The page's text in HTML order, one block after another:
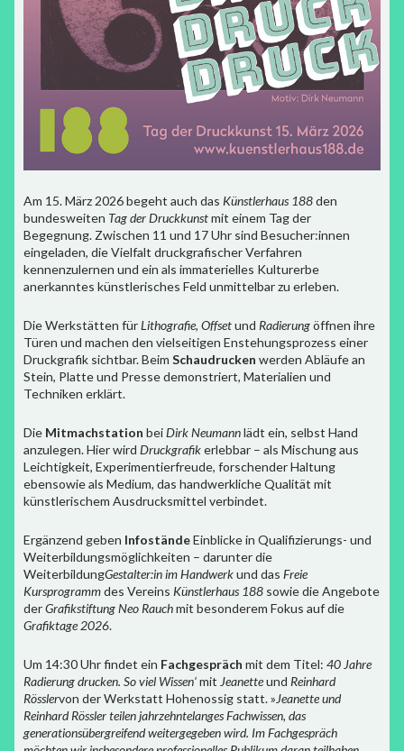
Am 15. März 2026 begeht auch das Künstlerhaus 188den
bundesweiten Tag der Druckkunstmit einem Tag der
Begegnung. Zwischen 11 und 17 Uhr sind Besucher:innen
eingeladen, die Vielfalt druckgrafischer Verfahren
kennenzulernen und ein als immaterielles Kulturerbe
anerkanntes künstlerisches Feld unmittelbar zu erleben.
Die Werkstätten fürLithografie, Offsetund Radierungöffnen ihre
Türen und machen den vielseitigen Enstehungsprozess einer
Druckgrafik sichtbar. Beim Schaudrucken werden Abläufe an
Stein, Platte und Presse demonstriert, Materialien und
Techniken erklärt.
Die Mitmachstation beiDirk Neumannlädt ein, selbst Hand
anzulegen. Hier wird Druckgrafikerlebbar – als Mischung aus
Leichtigkeit, Experimentierfreude, forschender Haltung
ebensowie als Medium, das handwerkliche Qualität mit
künstlerischem Ausdrucksmittel verbindet.
Ergänzend geben InfoständeEinblicke in Qualifizierungs- und
Weiterbildungsmöglichkeiten – darunter die
WeiterbildungGestalter:in im Handwerkund das Freie
Kursprogrammdes Vereins Künstlerhaus 188 sowie die Angebote
derGrafikstiftung Neo Rauchmit besonderem Fokus auf die
Grafiktage 2026.
Um 14:30 Uhr findet ein Fachgespräch mit dem Titel: 40 Jahre
Radierung drucken. So viel Wissen‘mit Jeanetteund Reinhard
Rösslervon der Werkstatt Hohenossig statt. »Jeanette und
Reinhard Rössler teilen jahrzehntelanges Fachwissen, das
generationsübergreifend weitergegeben wird. Im Fachgespräch